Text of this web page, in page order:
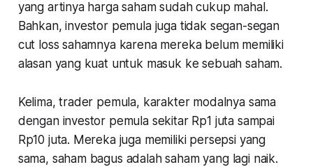
yang artinya harga saham sudah cukup mahal.
Bahkan, investor pemula juga tidak segan-segan
cut loss sahamnya karena mereka belum memiliki
alasan yang kuat untuk masuk ke sebuah saham.
Kelima, trader pemula, karakter modalnya sama
dengan investor pemula sekitar Rp1 juta sampai
Rp10 juta. Mereka juga memiliki persepsi yang
sama, saham bagus adalah saham yang lagi naik.